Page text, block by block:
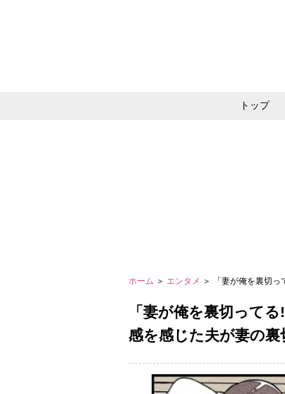
トップ
ホーム ＞ エンタメ ＞ 「妻が俺を裏切
「妻が俺を裏切って
感を感じた夫が妻の裏